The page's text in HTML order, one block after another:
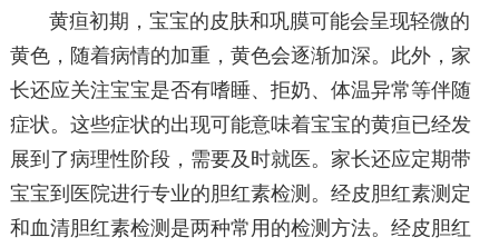
黄疸初期，宝宝的皮肤和巩膜可能会呈现轻微的
黄色，随着病情的加重，黄色会逐渐加深。此外，家
长还应关注宝宝是否有嗜睡、拒奶、体温异常等伴随
症状。这些症状的出现可能意味着宝宝的黄疸已经发
展到了病理性阶段，需要及时就医。家长还应定期带
宝宝到医院进行专业的胆红素检测。经皮胆红素测定
和血清胆红素检测是两种常用的检测方法。经皮胆红